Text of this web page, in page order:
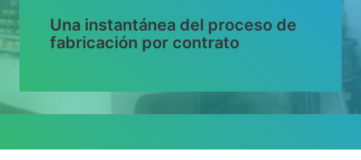
Una instantánea del proceso de
fabricación por contrato